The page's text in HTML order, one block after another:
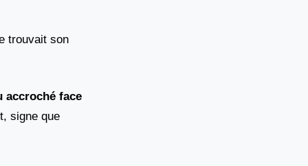
trouvait son
accroché face
signe que